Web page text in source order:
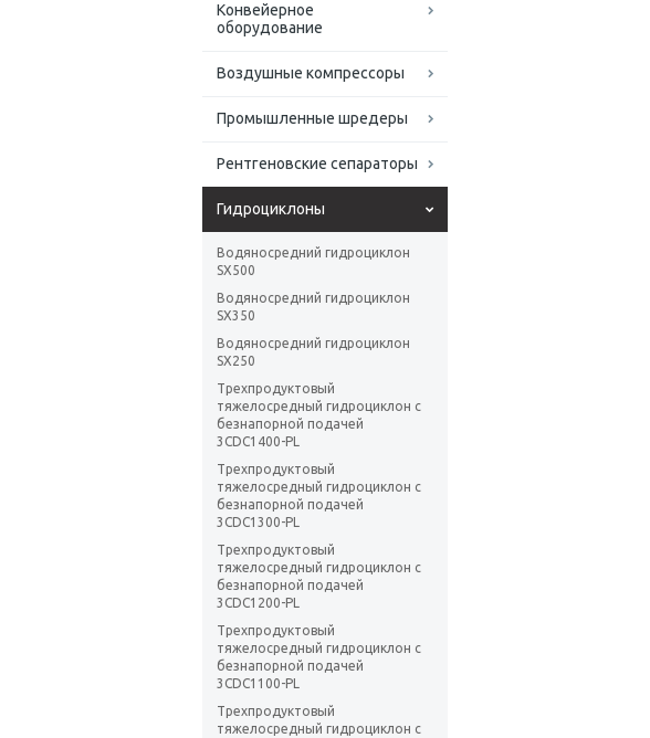
Конвейерное
оборудование
Воздушные компрессоры
Промышленные шредеры
Рентгеновские сепараторы
Гидроциклоны
Водяносредний гидроциклон
SX500
Водяносредний гидроциклон
SX350
Водяносредний гидроциклон
SX250
Трехпродуктовый
тяжелосредный гидроциклон с
безнапорной подачей
3CDC1400-PL
Трехпродуктовый
тяжелосредный гидроциклон с
безнапорной подачей
3CDC1300-PL
Трехпродуктовый
тяжелосредный гидроциклон с
безнапорной подачей
3CDC1200-PL
Трехпродуктовый
тяжелосредный гидроциклон с
безнапорной подачей
3CDC1100-PL
Трехпродуктовый
тяжелосредный гидроциклон с